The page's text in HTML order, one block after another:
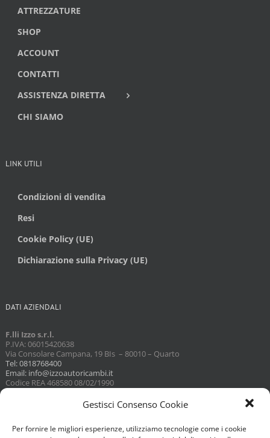
Gestisci Consenso Cookie
Per fornire le migliori esperienze, utilizziamo tecnologie come i cookie
ATTREZZATURE
SHOP
ACCOUNT
CONTATTI
ASSISTENZA DIRETTA
CHI SIAMO
LINK UTILI
Condizioni di vendita
Resi
Cookie Policy (UE)
Dichiarazione sulla Privacy (UE)
DATI AZIENDALI
F.lli Izzo s.r.l.
P.IVA: 06015420638
Via Consolare Campana, 19 BIs – 80010 – Quarto
Tel: 0818768400
Email: info@izzoautoricambi.it
Codice REA 468580 08/02/1990
Capitale sociale 3098,74